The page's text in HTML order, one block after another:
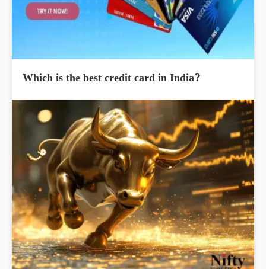
Which is the best credit card in India?